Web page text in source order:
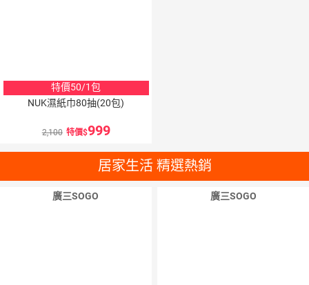
特價50/1包
NUK濕紙巾80抽(20包)
2,100 特價 999
居家生活 精選熱銷
廣三SOGO 廣三SOGO